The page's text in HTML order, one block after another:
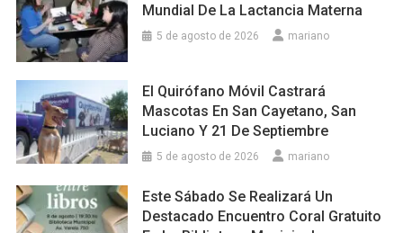
Mundial De La Lactancia Materna
5 de agosto de 2026 mariano
El Quirófano Móvil Castrará
Mascotas En San Cayetano, San
Luciano Y 21 De Septiembre
5 de agosto de 2026 mariano
Este Sábado Se Realizará Un
Destacado Encuentro Coral Gratuito